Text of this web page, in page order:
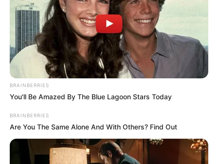
Εύβοια: Θλίψη για γνωστό επαγγελματία που
έφυγε από την ζωή
ΣΟΚ: Γυναίκα έπεσε από την υψηλή γέφυρα
Χαλκίδας
Εύβοια: Θλίψη για γνωστό επαγγελματία που
έφυγε από την ζωή
Ακολουθήστε το evianews.com στο
News
ΤΑ ΠΙΟ ΔΗΜΟΦΙΛΗ
BRAINBERRIES
You'll Be Amazed By The Blue Lagoon Stars Today
BRAINBERRIES
Are You The Same Alone And With Others? Find Out